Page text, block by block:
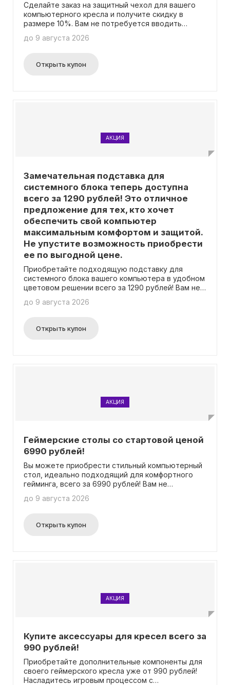
Сделайте заказ на защитный чехол для вашего
компьютерного кресла и получите скидку в
размере 10%. Вам не потребуется вводить
предложения.
до 9 августа 2026
Открыть купон
АКЦИЯ
Замечательная подставка для
системного блока теперь доступна
всего за 1290 рублей! Это отличное
предложение для тех, кто хочет
обеспечить свой компьютер
максимальным комфортом и защитой.
Не упустите возможность приобрести
ее по выгодной цене.
Приобретайте подходящую подставку для
системного блока вашего компьютера в удобном
цветовом решении всего за 1290 рублей! Вам не
до 9 августа 2026
Открыть купон
АКЦИЯ
Геймерские столы со стартовой ценой
6990 рублей!
Вы можете приобрести стильный компьютерный
стол, идеально подходящий для комфортного
гейминга, всего за 6990 рублей! Вам не
это выгодное предложение.
до 9 августа 2026
Открыть купон
АКЦИЯ
Купите аксессуары для кресел всего за
990 рублей!
Приобретайте дополнительные компоненты для
своего геймерского кресла уже от 990 рублей!
Насладитесь игровым процессом с